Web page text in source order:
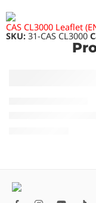
CAS CL3000 Leaflet
SKU: 31-CAS CL3000